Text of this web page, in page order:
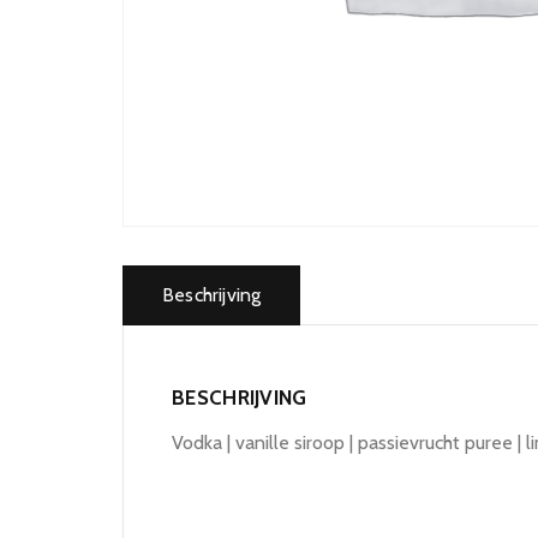
Beschrijving
BESCHRIJVING
Vodka | vanille siroop | passievrucht puree |